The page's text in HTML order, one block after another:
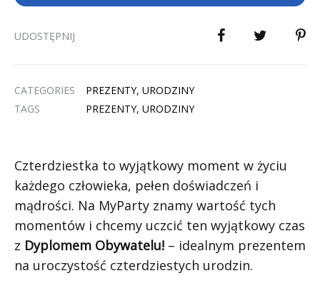
UDOSTĘPNIJ
CATEGORIES PREZENTY, URODZINY
TAGS
PREZENTY, URODZINY
Czterdziestka to wyjątkowy moment w życiu
każdego człowieka, pełen doświadczeń i
mądrości. Na MyParty znamy wartość tych
momentów i chcemy uczcić ten wyjątkowy czas
z Dyplomem Obywatelu! – idealnym prezentem
na uroczystość czterdziestych urodzin.